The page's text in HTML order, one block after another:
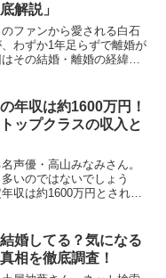
解説」
ファンから愛される白石
わずか1年足らずで離婚が
その結婚・離婚の経緯
年収は約1600万円！
ップクラスの収入と
声優・高山みなみさん。
いのではないでしょう
収は約1600万円とされて
婚してる？気になる
相を徹底調査！